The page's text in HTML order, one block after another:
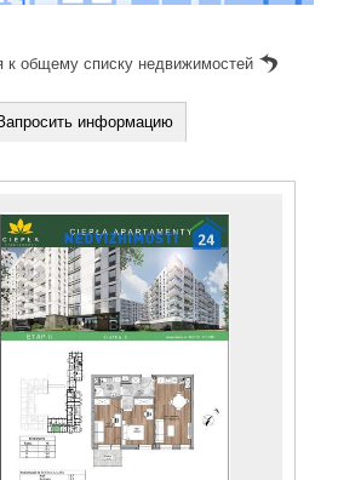
к общему списку недвижимостей
информацию